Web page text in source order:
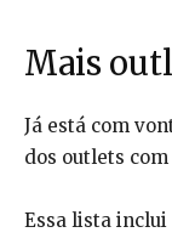
Mais
Já está com
dos outlets com
Essa lista